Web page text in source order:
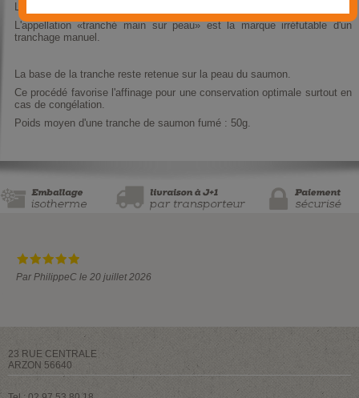
Le tranchage est exclusivement manuel, intercalaire entre les tranches.
L'appellation «tranché main sur peau» est la marque irréfutable d'un
tranchage manuel.
La base de la tranche reste retenue sur la peau du saumon.
Ce procédé favorise l'affinage pour une conservation optimale surtout en
cas de congélation.
Poids moyen d'une tranche de saumon fumé : 50g.
Par PhilippeC le 20 juillet 2026
23 RUE CENTRALE
ARZON 56640